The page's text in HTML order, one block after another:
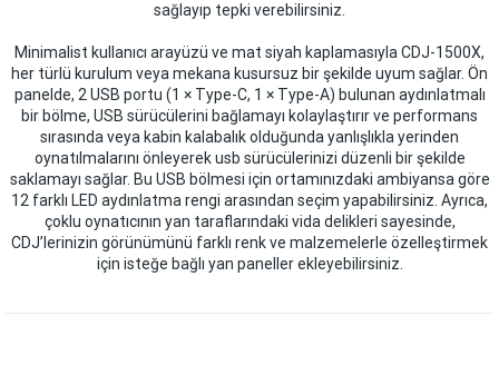
sağlayıp tepki verebilirsiniz.
Minimalist kullanıcı arayüzü ve mat siyah kaplamasıyla CDJ-1500X,
her türlü kurulum veya mekana kusursuz bir şekilde uyum sağlar. Ön
panelde, 2 USB portu (1 × Type-C, 1 × Type-A) bulunan aydınlatmalı
bir bölme, USB sürücülerini bağlamayı kolaylaştırır ve performans
sırasında veya kabin kalabalık olduğunda yanlışlıkla yerinden
oynatılmalarını önleyerek usb sürücülerinizi düzenli bir şekilde
saklamayı sağlar. Bu USB bölmesi için ortamınızdaki ambiyansa göre
12 farklı LED aydınlatma rengi arasından seçim yapabilirsiniz. Ayrıca,
çoklu oynatıcının yan taraflarındaki vida delikleri sayesinde,
CDJ’lerinizin görünümünü farklı renk ve malzemelerle özelleştirmek
için isteğe bağlı yan paneller ekleyebilirsiniz.